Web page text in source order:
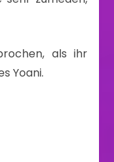
als ihr
Yoani.